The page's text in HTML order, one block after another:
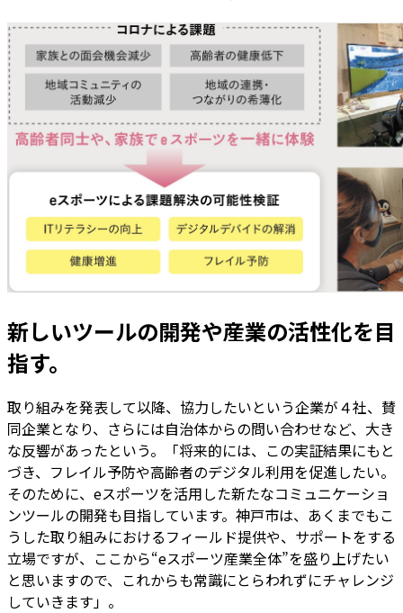
新しいツールの開発や産業の活性化を目
指す。
取り組みを発表して以降、協力したいという企業が４社、賛
同企業となり、さらには自治体からの問い合わせなど、大き
な反響があったという。「将来的には、この実証結果にもと
づき、フレイル予防や高齢者のデジタル利用を促進したい。
そのために、eスポーツを活用した新たなコミュニケーショ
ンツールの開発も目指しています。神戸市は、あくまでもこ
うした取り組みにおけるフィールド提供や、サポートをする
立場ですが、ここから“eスポーツ産業全体”を盛り上げたい
と思いますので、これからも常識にとらわれずにチャレンジ
していきます」。